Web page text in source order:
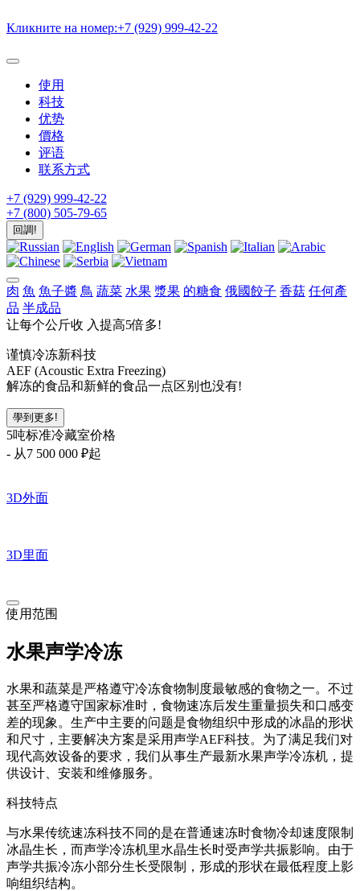
Кликните на номер:+7 (929) 999-42-22
使用
科技
优势
價格
评语
联系方式
+7 (929) 999-42-22
+7 (800) 505-79-65
回調!
肉 魚 魚子醬 鳥 蔬菜 水果 漿果 的糖食 俄國餃子 香菇 任何產
品 半成品
让每个公斤收 入提高5倍多!
谨慎冷冻新科技
AEF (Acoustic Extra Freezing)
解冻的食品和新鲜的食品一点区别也没有!
學到更多!
5吨标准冷藏室价格
- 从7 500 000 ₽起
3D外面
3D里面
使用范围
水果声学冷冻
水果和蔬菜是严格遵守冷冻食物制度最敏感的食物之一。不过
甚至严格遵守国家标准时，食物速冻后发生重量损失和口感变
差的现象。生产中主要的问题是食物组织中形成的冰晶的形状
和尺寸，主要解决方案是采用声学AEF科技。为了满足我们对
现代高效设备的要求，我们从事生产最新水果声学冷冻机，提
供设计、安装和维修服务。
科技特点
与水果传统速冻科技不同的是在普通速冻时食物冷却速度限制
冰晶生长，而声学冷冻机里水晶生长时受声学共振影响。由于
声学共振冷冻小部分生长受限制，形成的形状在最低程度上影
响组织结构。